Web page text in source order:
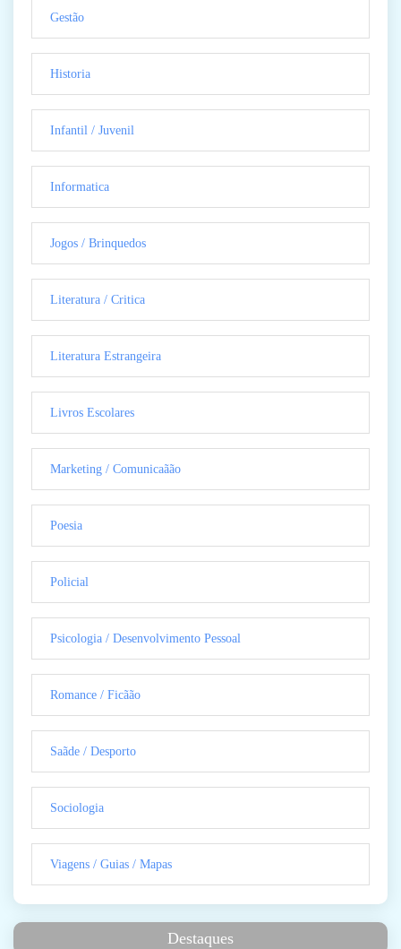
Gestão
Historia
Infantil / Juvenil
Informatica
Jogos / Brinquedos
Literatura / Critica
Literatura Estrangeira
Livros Escolares
Marketing / Comunicaãão
Poesia
Policial
Psicologia / Desenvolvimento Pessoal
Romance / Ficãão
Saãde / Desporto
Sociologia
Viagens / Guias / Mapas
Destaques